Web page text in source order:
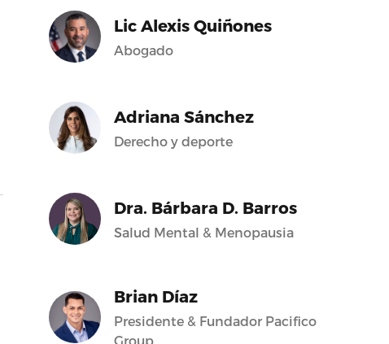
Lic Alexis Quiñones
Abogado
Adriana Sánchez
Derecho y deporte
Dra. Bárbara D. Barros
Salud Mental & Menopausia
Brian Díaz
Presidente & Fundador Pacifico
Group